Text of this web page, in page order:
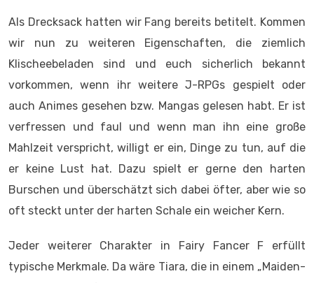
Als Drecksack hatten wir Fang bereits betitelt. Kommen
wir nun zu weiteren Eigenschaften, die ziemlich
Klischeebeladen sind und euch sicherlich bekannt
vorkommen, wenn ihr weitere J-RPGs gespielt oder
auch Animes gesehen bzw. Mangas gelesen habt. Er ist
verfressen und faul und wenn man ihn eine große
Mahlzeit verspricht, willigt er ein, Dinge zu tun, auf die
er keine Lust hat. Dazu spielt er gerne den harten
Burschen und überschätzt sich dabei öfter, aber wie so
oft steckt unter der harten Schale ein weicher Kern.
Jeder weiterer Charakter in Fairy Fancer F erfüllt
typische Merkmale. Da wäre Tiara, die in einem „Maiden-